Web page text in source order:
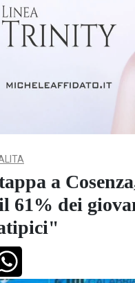
a
61% dei